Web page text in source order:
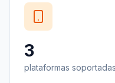
3
plataformas soportadas